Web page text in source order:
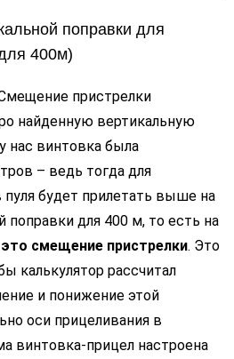
поправки для
400м)
пристрелки
найденную вертикальную
нас винтовка была
– ведь тогда для
будет прилетать выше на
поправки для 400 м, то есть на
смещение пристрелки. Это
калькулятор рассчитал
и понижение этой
оси прицеливания в
винтовка-прицел настроена